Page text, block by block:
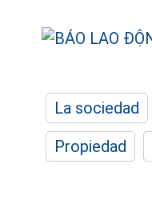
La sociedad
Propiedad